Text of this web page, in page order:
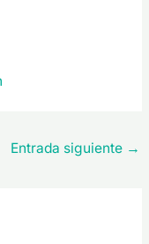
Entrada siguiente →